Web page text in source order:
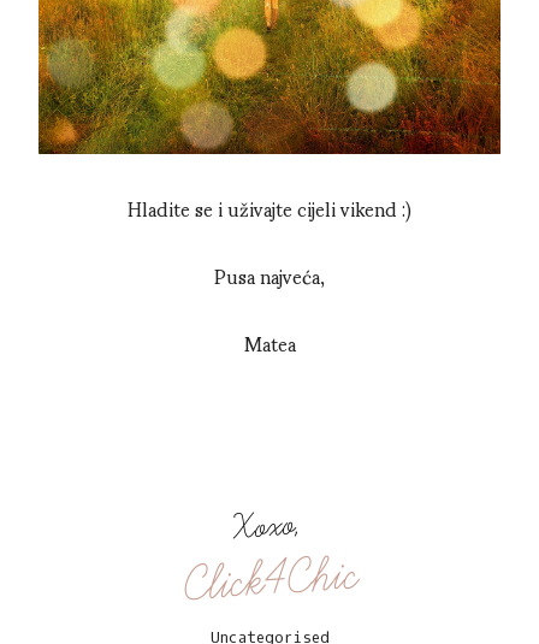
Hladite se i uživajte cijeli vikend :)
Pusa najveća,
Matea
Xoxo,
Click4Chic
Uncategorised